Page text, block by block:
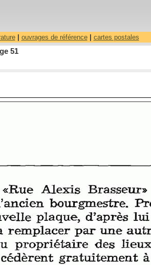
| ouvrages de référence| cartes postales
51